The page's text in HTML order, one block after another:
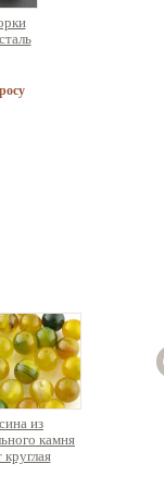
из
камня
круглая